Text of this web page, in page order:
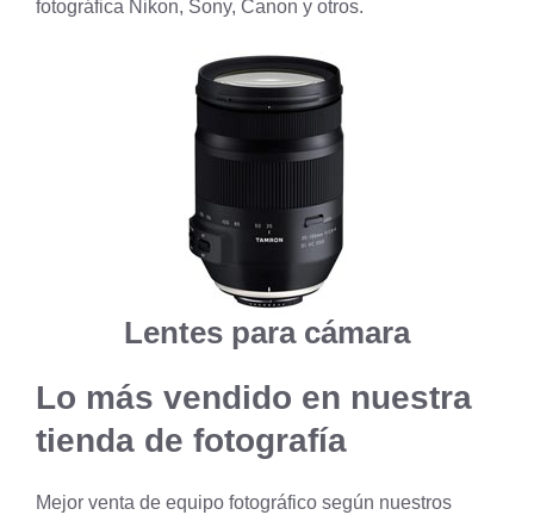
fotográfica Nikon, Sony, Canon y otros.
Lentes para cámara
Lo más vendido en nuestra
tienda de fotografía
Mejor venta de equipo fotográfico según nuestros